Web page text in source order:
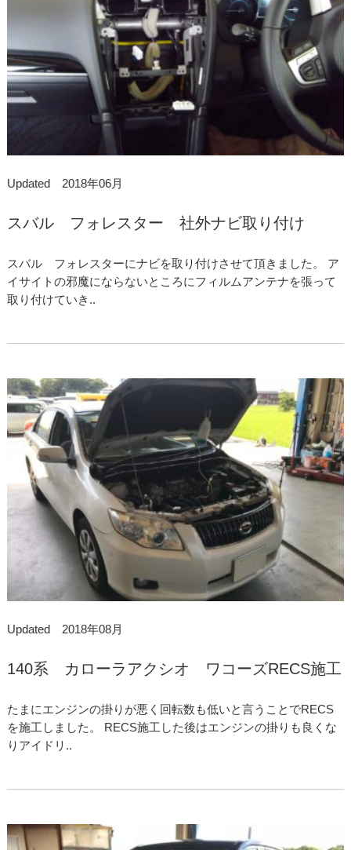
Updated 2018年06月
スバル フォレスター 社外ナビ取り付け
スバル フォレスターにナビを取り付けさせて頂きました。 ア
イサイトの邪魔にならないところにフィルムアンテナを張って
取り付けていき..
Updated 2018年08月
140系 カローラアクシオ ワコーズRECS施工
たまにエンジンの掛りが悪く回転数も低いと言うことでRECS
を施工しました。 RECS施工した後はエンジンの掛りも良くな
りアイドリ..